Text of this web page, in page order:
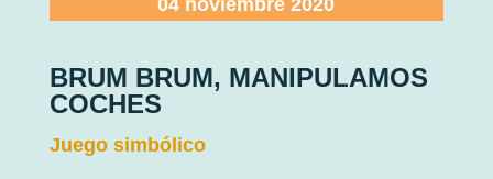
04 noviembre 2020
BRUM BRUM, MANIPULAMOS
COCHES
Juego simbólico